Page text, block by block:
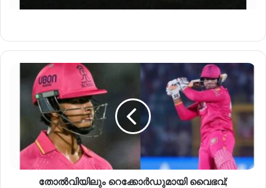
തോൽവിയിലും റെക്കോർഡുമായി വൈഭവ്;